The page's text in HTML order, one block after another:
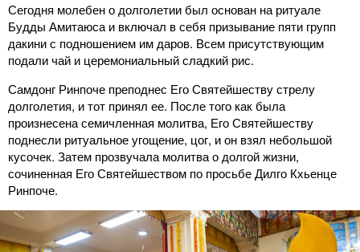
Сегодня молебен о долголетии был основан на ритуале
Будды Амитаюса и включал в себя призывание пяти групп
дакини с подношением им даров. Всем присутствующим
подали чай и церемониальный сладкий рис.
Самдонг Ринпоче преподнес Его Святейшеству стрелу
долголетия, и тот принял ее. После того как была
произнесена семичленная молитва, Его Святейшеству
поднесли ритуальное угощение, цог, и он взял небольшой
кусочек. Затем прозвучала молитва о долгой жизни,
сочиненная Его Святейшеством по просьбе Дилго Кхьенце
Ринпоче.